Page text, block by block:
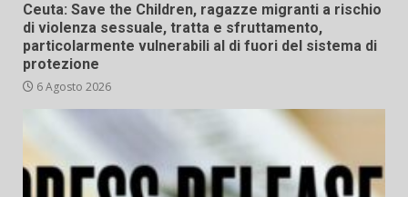
Ceuta: Save the Children, ragazze migranti a rischio
di violenza sessuale, tratta e sfruttamento,
particolarmente vulnerabili al di fuori del sistema di
protezione
6 Agosto 2026